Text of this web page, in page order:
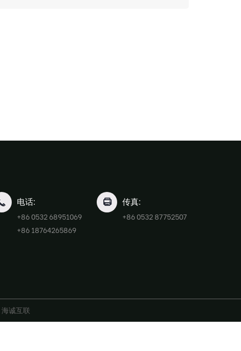
电话:
+86 0532 68951069
+86 18764265869
传真:
+86 0532 87752507
诚互联